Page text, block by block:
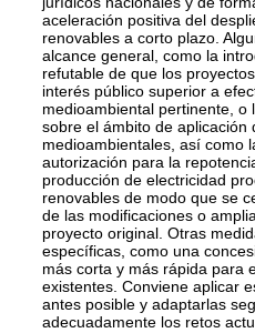
aceleración positiva del
renovables a corto plazo.
alcance general, como la
refutable de que los
interés público superior a
medioambiental pertinente, o
sobre el ámbito de aplicación
medioambientales, así como
autorización para la
producción de electricidad
renovables de modo que se
de las modificaciones o
proyecto original. Otras
específicas, como una
más corta y más rápida para
existentes. Conviene aplicar
antes posible y adaptarlas
adecuadamente los retos